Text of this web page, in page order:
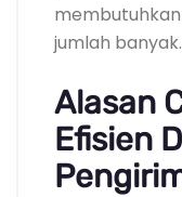
jumlah banyak.
Alasan
Efisien